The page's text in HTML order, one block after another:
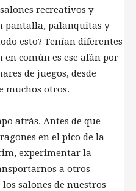
recreativos y
pantalla, palanquitas y
esto? Tenían diferentes
común es ese afán por
de juegos, desde
muchos otros.
atrás. Antes de que
en el pico de la
experimentar la
a otros
salones de nuestros